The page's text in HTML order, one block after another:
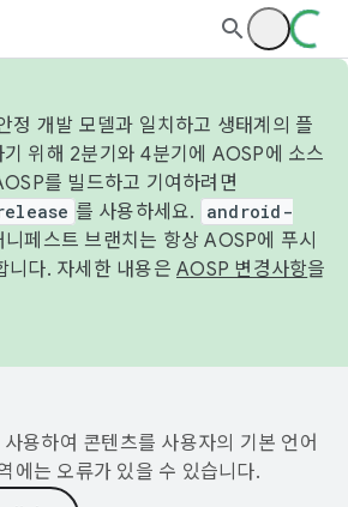
정 개발 모델과 일치하고 생태계의 플
위해 2분기와 4분기에 AOSP에 소스
를 빌드하고 기여하려면
를 사용하세요.
android-
니페스트 브랜치는 항상 AOSP에 푸시
니다. 자세한 내용은 AOSP 변경사항을
용하여 콘텐츠를 사용자의 기본 언어
에는 오류가 있을 수 있습니다.